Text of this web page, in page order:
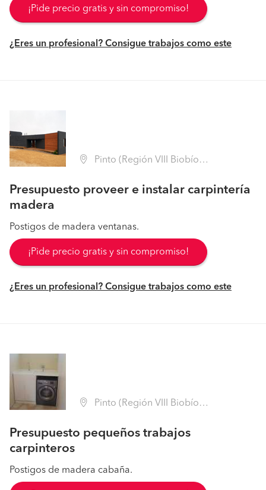
¡Pide precio gratis y sin compromiso!
¿Eres un profesional? Consigue trabajos como este
Pinto (Región VIII Biobío - Ñuble)
Presupuesto proveer e instalar carpintería
madera
Postigos de madera ventanas.
¡Pide precio gratis y sin compromiso!
¿Eres un profesional? Consigue trabajos como este
Pinto (Región VIII Biobío - Ñuble)
Presupuesto pequeños trabajos
carpinteros
Postigos de madera cabaña.